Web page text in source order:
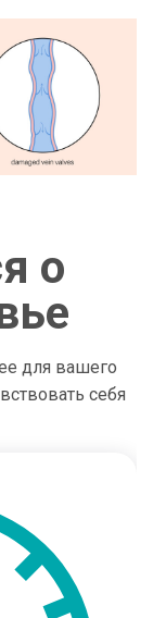
о
для вашего
себя